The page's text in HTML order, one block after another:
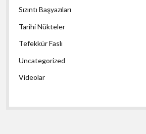
Sızıntı Başyazıları
Tarihi Nükteler
Tefekkür Faslı
Uncategorized
Videolar